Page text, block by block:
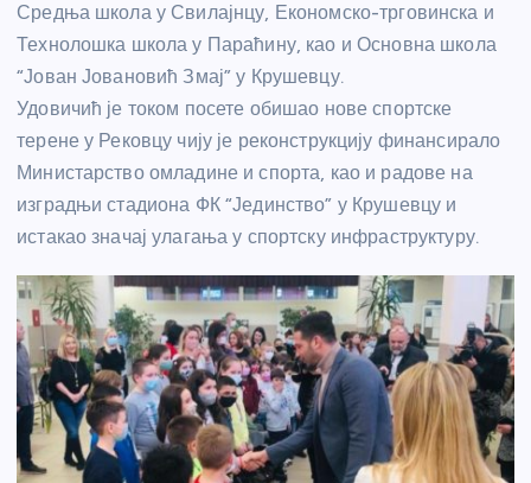
Средња школа у Свилајнцу, Економско-трговинска и
Технолошка школа у Параћину, као и Основна школа
“Јован Јовановић Змај” у Крушевцу.
Удовичић је током посете обишао нове спортске
терене у Рековцу чију је реконструкцију финансирало
Министарство омладине и спорта, као и радове на
изградњи стадиона ФК “Јединство” у Крушевцу и
истакао значај улагања у спортску инфраструктуру.